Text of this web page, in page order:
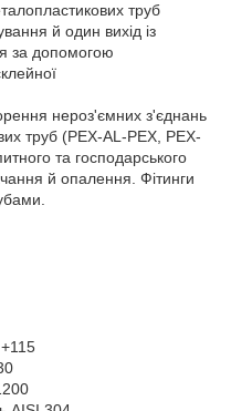
труб
й один вихід із
за допомогою
нероз'ємних з'єднань
труб (PEX-AL-PEX, PEX-
та господарського
й опалення. Фітинги